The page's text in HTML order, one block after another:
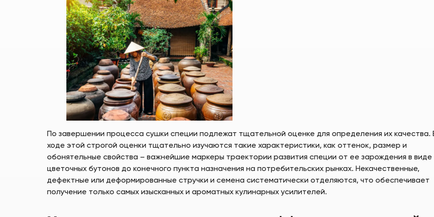
По завершении процесса сушки специи подлежат тщательной оценке для определения их качества.
ходе этой строгой оценки тщательно изучаются такие характеристики, как оттенок, размер и
обонятельные свойства – важнейшие маркеры траектории развития специи от ее зарождения в виде
цветочных бутонов до конечного пункта назначения на потребительских рынках. Некачественные,
дефектные или деформированные стручки и семена систематически отделяются, что обеспечивает
получение только самых изысканных и ароматных кулинарных усилителей.